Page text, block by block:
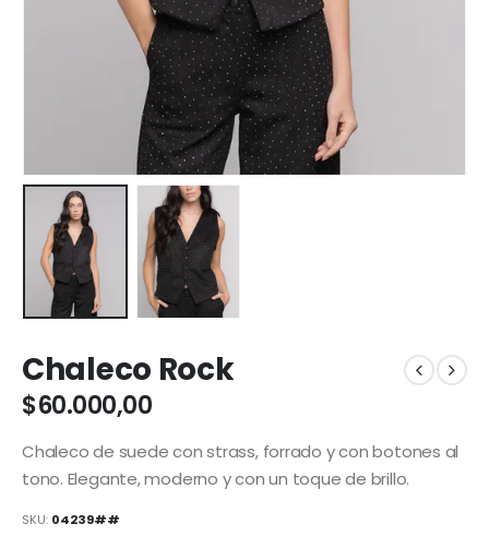
Chaleco Rock
$60.000,00
Chaleco de suede con strass, forrado y con botones al
tono. Elegante, moderno y con un toque de brillo.
SKU: 04239##